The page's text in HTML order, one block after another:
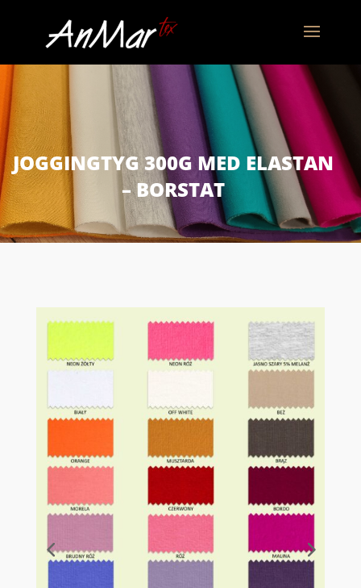
JOGGINGTYG 300G MED ELASTAN
– BORSTAT